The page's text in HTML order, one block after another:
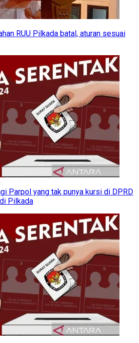
RUU Pilkada batal, aturan sesuai
Parpol yang tak punya kursi di DPRD
Pilkada